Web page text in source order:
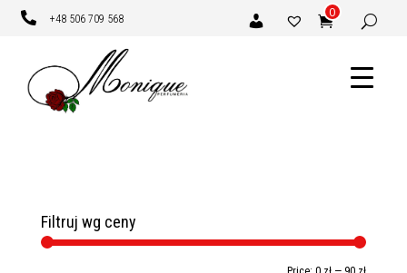
 +48 506 709 568 0
Filtruj wg ceny
Min
Max